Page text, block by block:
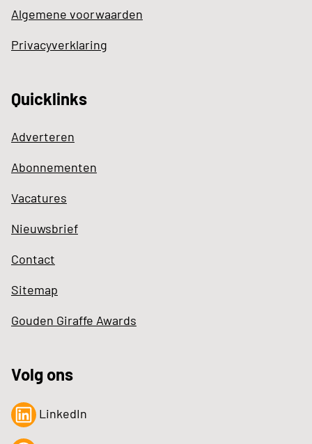
Algemene voorwaarden
Privacyverklaring
Quicklinks
Adverteren
Abonnementen
Vacatures
Nieuwsbrief
Contact
Sitemap
Gouden Giraffe Awards
Volg ons
LinkedIn